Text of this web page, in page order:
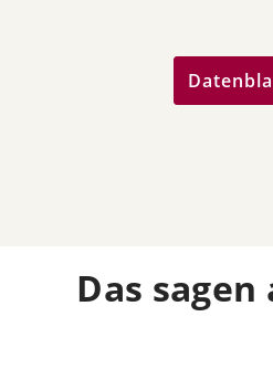
Das